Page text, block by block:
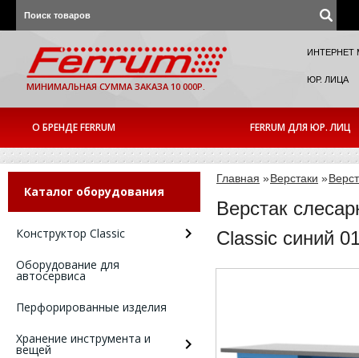
МИНИМАЛЬНАЯ СУММА ЗАКАЗА 10 000Р.
ИНТЕРНЕТ
ЮР. ЛИЦА
О БРЕНДЕ FERRUM FERRUM ДЛЯ ЮР. ЛИЦ
Каталог оборудования
Конструктор Classic
Оборудование для
автосервиса
Перфорированные изделия
Хранение инструмента и
вещей
Главная »Верстаки »
Верстак
Classic синий